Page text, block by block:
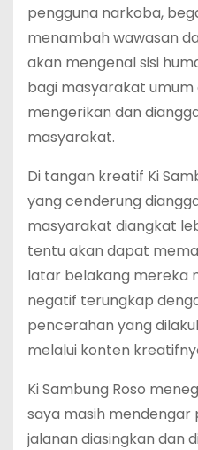
pengguna narkoba,
menambah wawasan
akan mengenal sisi
bagi masyarakat
mengerikan dan
masyarakat.
Di tangan kreatif Ki
yang cenderung
masyarakat diangkat
tentu akan dapat
latar belakang mereka
negatif terungkap
pencerahan yang
melalui konten
Ki Sambung Roso
saya masih
jalanan diasingkan dan